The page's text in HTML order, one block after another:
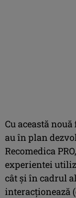
Cu această
au în plan
Recomedica
experientei
cât și în cadrul
interacționează